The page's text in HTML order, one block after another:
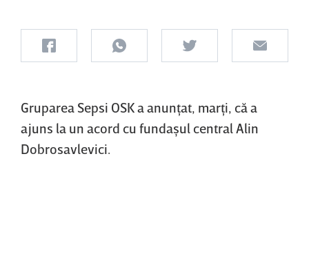
Gruparea Sepsi OSK a anunţat, marţi, că a
ajuns la un acord cu fundaşul central Alin
Dobrosavlevici.